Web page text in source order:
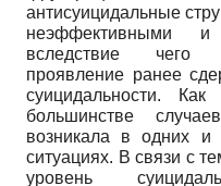
антисуицидальные
неэффективными и
вследствие чего
проявление ранее
суицидальности.
большинстве
возникала в одних и
ситуациях. В связи с
уровень